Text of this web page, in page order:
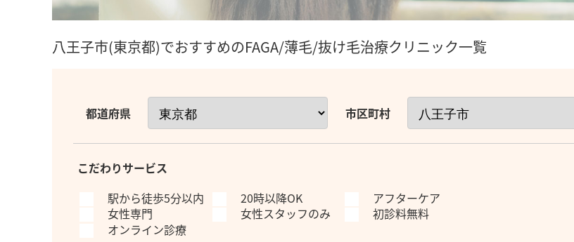
八王子市(東京都)でおすすめのFAGA/薄毛/抜け毛治療クリニック一覧
都道府県 市区町村
こだわりサービス
駅から徒歩5分以内
20時以降OK
アフターケア
女性専門
女性スタッフのみ
初診料無料
オンライン診療